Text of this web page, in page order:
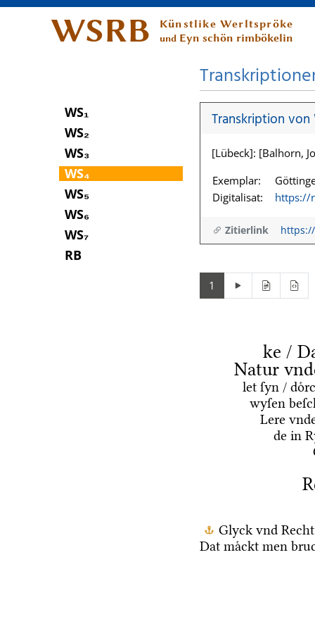
WSRB Künstlike Werltspröke
und Eyn schön rimbökelin
WS₁
WS₂
WS₃
WS₄
WS₅
WS₆
WS₇
RB
Transkription von
[Lübeck]: [Balhorn,
Exemplar:
Digitalisat:
https://
Zitierlink
1
ke /
Natur
let ſyn /
wyſen
Lere
de in
Glyck vnd
Dat maͤckt men